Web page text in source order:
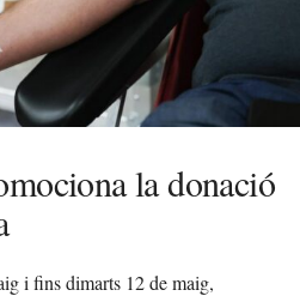
la donació
i fins dimarts 12 de maig,